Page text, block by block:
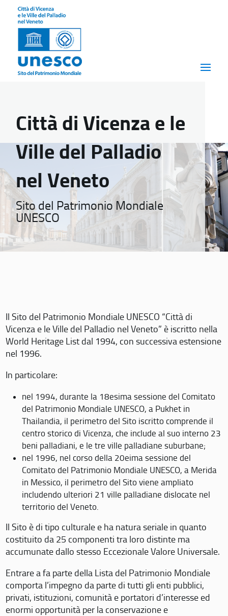
Città di Vicenza e le
Ville del Palladio
nel Veneto
Sito del Patrimonio Mondiale
UNESCO
Il Sito del Patrimonio Mondiale UNESCO “Città di
Vicenza e le Ville del Palladio nel Veneto” è iscritto nella
World Heritage List dal 1994, con successiva estensione
nel 1996.
In particolare:
nel 1994, durante la 18esima sessione del Comitato
del Patrimonio Mondiale UNESCO, a Pukhet in
Thailandia, il perimetro del Sito iscritto comprende il
centro storico di Vicenza, che include al suo interno 23
beni palladiani, e le tre ville palladiane suburbane;
nel 1996, nel corso della 20eima sessione del
Comitato del Patrimonio Mondiale UNESCO, a Merida
in Messico, il perimetro del Sito viene ampliato
includendo ulteriori 21 ville palladiane dislocate nel
territorio del Veneto.
Il Sito è di tipo culturale e ha natura seriale in quanto
costituito da 25 componenti tra loro distinte ma
accumunate dallo stesso Eccezionale Valore Universale.
Entrare a fa parte della Lista del Patrimonio Mondiale
comporta l’impegno da parte di tutti gli enti pubblici,
privati, istituzioni, comunità e portatori d’interesse ed
enormi opportunità per la conservazione e